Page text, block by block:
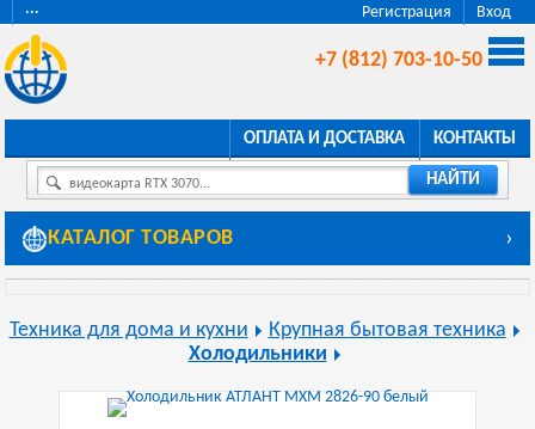
Регистрация Вход
···
+7 (812) 703-10-50
ОПЛАТА И ДОСТАВКА КОНТАКТЫ
видеокарта RTX 3070... НАЙТИ
КАТАЛОГ ТОВАРОВ ›
Техника для дома и кухни
Крупная бытовая техника
Холодильники